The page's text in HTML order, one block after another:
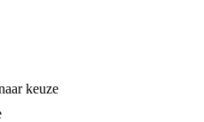
keuze